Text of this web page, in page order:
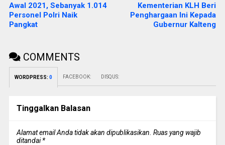
Awal 2021, Sebanyak 1.014
Personel Polri Naik
Pangkat
Kementerian KLH Beri
Penghargaan Ini Kepada
Gubernur Kalteng
COMMENTS
WORDPRESS: 0 FACEBOOK: DISQUS:
Tinggalkan Balasan
Alamat email Anda tidak akan dipublikasikan. Ruas yang wajib
ditandai*